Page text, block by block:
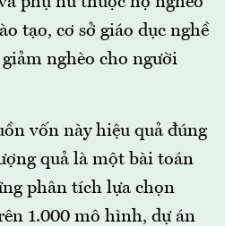
tạo, cơ sở giáo dục nghề
nghèo cho người
vốn này hiệu quả đúng
quả là một bài toán
phân tích lựa chọn
1.000 mô hình, dự án